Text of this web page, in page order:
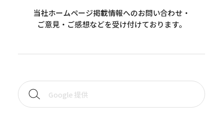
当社ホームページ掲載情報へのお問い合わせ・
ご意見・ご感想などを受け付けております。